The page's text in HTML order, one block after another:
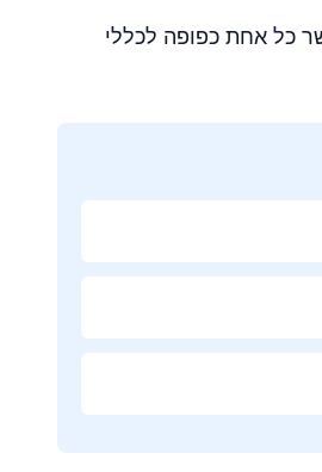
כל אחת כפופה לכללי